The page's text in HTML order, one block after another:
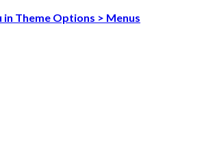
in Theme Options > Menus